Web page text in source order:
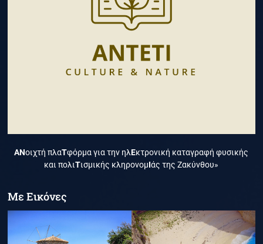
ΑΝοιχτή πλαΤφόρμα για την ηλΕκτρονική καταγραφή φυσικής
και πολιΤισμικής κληρονομΙάς της Ζακύνθου»
Με Εικόνες